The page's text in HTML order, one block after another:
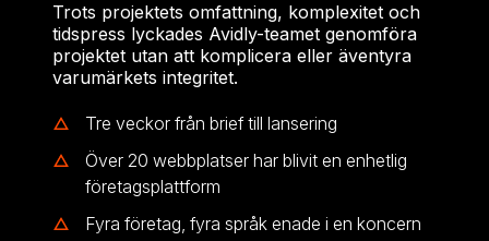
Trots projektets omfattning, komplexitet och
tidspress lyckades Avidly-teamet genomföra
projektet utan att komplicera eller äventyra
varumärkets integritet.
Tre veckor från brief till lansering
Över 20 webbplatser har blivit en enhetlig
företagsplattform
Fyra företag, fyra språk enade i en koncern